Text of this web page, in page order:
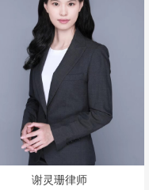
案;另有多起刑事案件取保候审，
最终争取到缓刑。
秩序类如走私、非法吸收公众存
合同诈骗、集资诈骗、虚开增值
用发票、假冒注册商标、侵犯著
、非法经营;侵犯公民人身权利类
失致人死亡、故意伤害、绑架、
、猥亵、侵犯公民个人信息;妨害
管理秩序类如妨害公务、袭警、
、掩隐、聚众斗殴、寻衅滋事、
赌场、组织他人偷越国(边)境、
、涉黄、涉黑恶势力犯罪等诸多
刑事领域。
律师代理的多起重大案件均被新
谢灵珊律师